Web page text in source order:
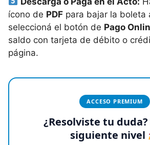
ícono de PDF para bajar la boleta
seleccioná el botón de Pago
saldo con tarjeta de débito o
página.
ACCESO PREMIUM
¿Resolviste tu duda?
siguiente nivel